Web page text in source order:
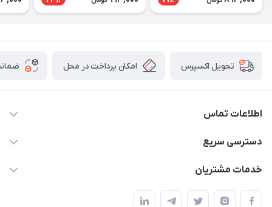
تحویل اکسپرس امکان پرداخت در محل
اطلاعات تماس
05191001370
دسترسی سریع
حساب کاربری
خدمات مشتریان
پیگیری سفارش